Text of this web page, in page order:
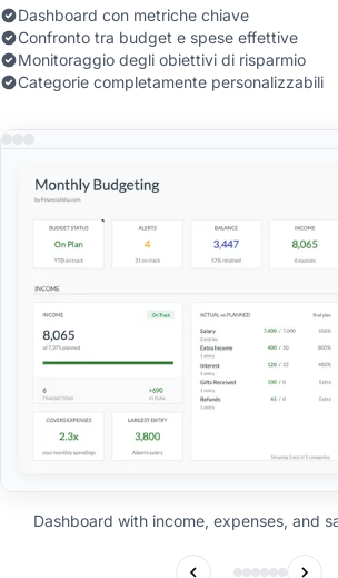
Dashboard con metriche chiave
Confronto tra budget e spese effettive
Monitoraggio degli obiettivi di risparmio
Categorie completamente personalizzabili
Dashboard with income, expenses, and